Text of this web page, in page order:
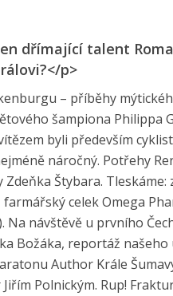
dřímající talent
p>
– příběhy
šampiona Philippa
byli především
náročný. Potřehy
Štybara.
celek Omega
návštěvě u prvního
Božáka, reportáž
Author Krále
Polnickým. Rup!